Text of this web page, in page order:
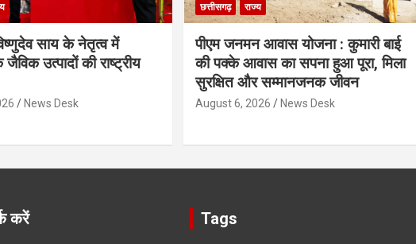
साय के नेतृत्व में
उत्पादों की राष्ट्रीय
News Desk
छत्तीसगढ़ राज्य
पीएम जनमन आवास योजना : कुमारी बाई
की पक्के आवास का सपना हुआ पूरा, मिला
सुरक्षित और सम्मानजनक जीवन
August 6, 2026 News Desk
करें Tags